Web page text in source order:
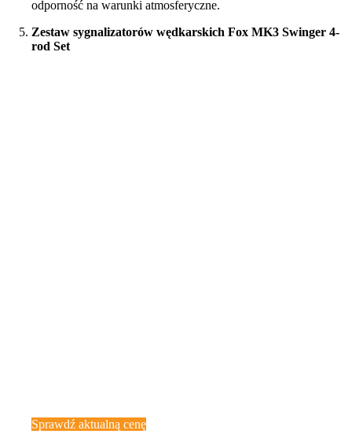
odporność na warunki atmosferyczne.
Zestaw sygnalizatorów wędkarskich Fox MK3 Swinger 4-
rod Set
Sprawdź aktualną cenę